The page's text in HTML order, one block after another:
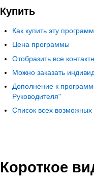
Купить
Как купить эту
Цена программы
Отобразить все
Можно заказать
Дополнение к
Руководителя"
Список всех
Короткое